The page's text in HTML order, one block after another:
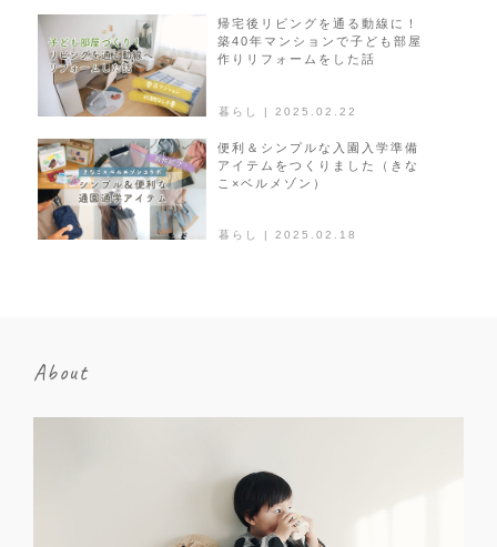
暮らし | 2025.02.22
帰宅後リビングを通る動線に！
築40年マンションで子ども部屋
作りリフォームをした話
暮らし | 2025.02.18
便利＆シンプルな入園入学準備
アイテムをつくりました（きな
こ×ベルメゾン）
About